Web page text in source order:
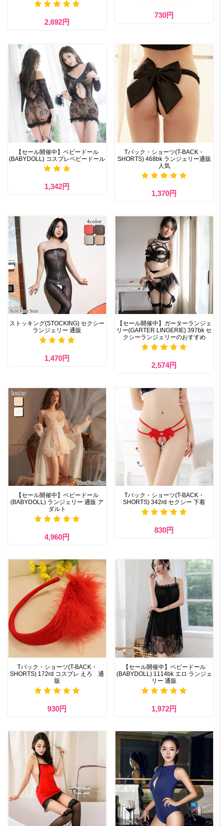
2,692円
730円
【セール開催中】ベビードール
(BABYDOLL) コスプレベビードール
1,342円
Tバック・ショーツ(T-BACK・
SHORTS) 468bk ランジェリー通販
人気
1,370円
ストッキング(STOCKING) セクシー
ランジェリー 通販
1,470円
【セール開催中】ガーターランジェ
リー(GARTER LINGERIE) 397bk セ
クシーランジェリーのおすすめ
2,574円
【セール開催中】ベビードール
(BABYDOLL) ランジェリー 通販 ア
ダルト
4,960円
Tバック・ショーツ(T-BACK・
SHORTS) 342rd セクシー 下着
830円
Tバック・ショーツ(T-BACK・
SHORTS) 172rd コスプレ えろ 通
販
930円
【セール開催中】ベビードール
(BABYDOLL) 1114bk エロ ランジェ
リー 通販
1,972円